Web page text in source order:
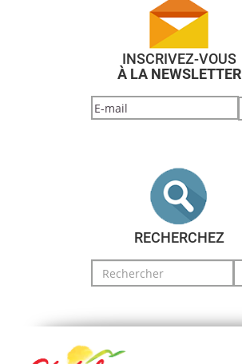
INSCRIVEZ-VOUS
À LA NEWSLETTER
RECHERCHEZ
Search
for: